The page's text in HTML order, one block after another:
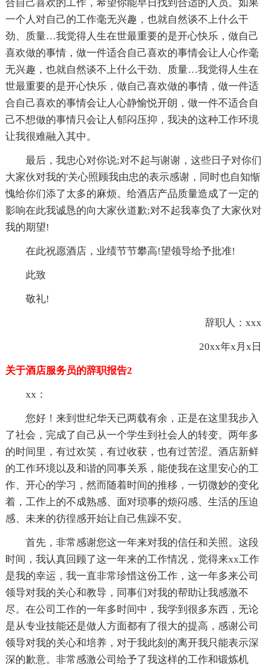
合自己喜欢的工作，希望你能早日找到合适的人员。如果
一个人对自己的工作毫无兴趣，也就自然谈不上什么干
劲、质量…我觉得人生在世最重要的是开心快乐，做自己
喜欢做的事情，做一件适合自己喜欢的事情会让人心作毫
无兴趣，也就自然谈不上什么干劲、质量…我觉得人生在
世最重要的是开心快乐，做自己喜欢做的事情，做一件适
合自己喜欢的事情会让人心静愉悦开朗，做一件不适合自
己不想做的事情只会让人郁闷压抑，我决的这种工作环境
让我很难融入其中。
最后，我忠心对你说;对不起与谢谢，这些日子对你们
大家伙对我的'关心照顾我由忠的表示感谢，同时也自知惭
愧给你们添了太多的麻烦。给酒店产品质量造成了一定的
影响在此我诚恳的向大家伙道歉;对不起我辜负了大家伙对
我的期望!
在此祝愿酒店，业绩节节攀高!望领导给予批准!
此致
敬礼!
辞职人：xxx
20xx年x月x日
关于酒店服务员的辞职报告2
xx：
您好！来到世纪华天已两载有余，正是在这里我步入
了社会，完成了自己从一个学生到社会人的转变。两年多
的时间里，有过欢笑，有过收获，也有过苦涩。酒店新鲜
的工作环境以及和谐的同事关系，能使我在这里安心的工
作、开心的学习，然而随着时间的推移，一切微妙的变化
着，工作上的不成熟感、面对琐事的烦闷感、生活的压迫
感、未来的彷徨感开始让自己焦躁不安。
首先，非常感谢您这一年来对我的信任和关照。这段
时间，我认真回顾了这一年来的工作情况，觉得来xx工作
是我的幸运，我一直非常珍惜这份工作，这一年多来公司
领导对我的关心和教导，同事们对我的帮助让我感激不
尽。在公司工作的一年多时间中，我学到很多东西，无论
是从专业技能还是做人方面都有了很大的提高，感谢公司
领导对我的关心和培养，对于我此刻的离开我只能表示深
深的歉意。非常感激公司给予了我这样的工作和锻炼机